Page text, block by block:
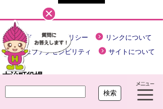
プライバシーポリシー
リンクについて
ウェブアクセシビリティ
サイトについて
大治町役場
〒490-1192 愛知県海部郡大治町大字馬島